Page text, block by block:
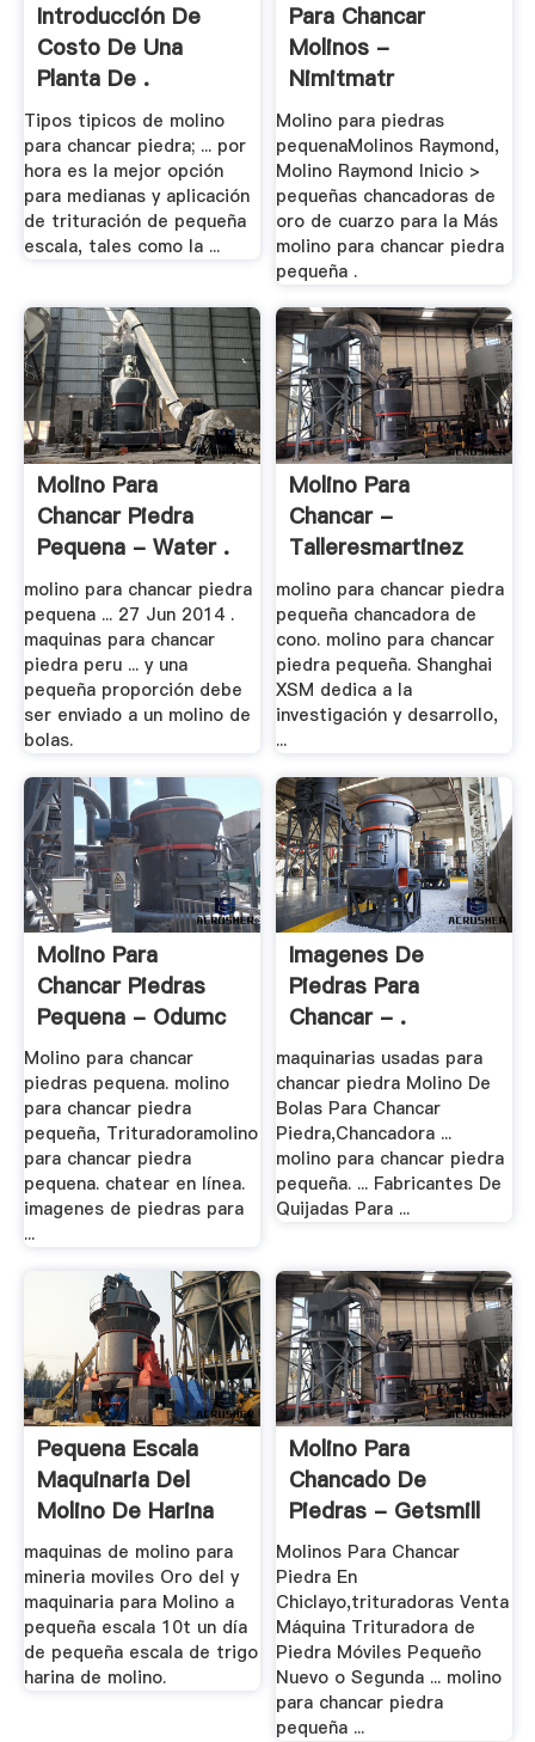
Introducción De
Costo De Una
Planta De .
Tipos tipicos de molino
para chancar piedra; ... por
hora es la mejor opción
para medianas y aplicación
de trituración de pequeña
escala, tales como la ...
Para Chancar
Molinos -
Nimitmatr
Molino para piedras
pequenaMolinos Raymond,
Molino Raymond Inicio >
pequeñas chancadoras de
oro de cuarzo para la Más
molino para chancar piedra
pequeña .
Molino Para
Chancar Piedra
Pequena - Water .
molino para chancar piedra
pequena ... 27 Jun 2014 .
maquinas para chancar
piedra peru ... y una
pequeña proporción debe
ser enviado a un molino de
bolas.
Molino Para
Chancar -
Talleresmartinez
molino para chancar piedra
pequeña chancadora de
cono. molino para chancar
piedra pequeña. Shanghai
XSM dedica a la
investigación y desarrollo,
...
Molino Para
Chancar Piedras
Pequena - Odumc
Molino para chancar
piedras pequena. molino
para chancar piedra
pequeña, Trituradoramolino
para chancar piedra
pequena. chatear en línea.
imagenes de piedras para
...
Imagenes De
Piedras Para
Chancar - .
maquinarias usadas para
chancar piedra Molino De
Bolas Para Chancar
Piedra,Chancadora ...
molino para chancar piedra
pequeña. ... Fabricantes De
Quijadas Para ...
Pequena Escala
Maquinaria Del
Molino De Harina
maquinas de molino para
mineria moviles Oro del y
maquinaria para Molino a
pequeña escala 10t un día
de pequeña escala de trigo
harina de molino.
Molino Para
Chancado De
Piedras - Getsmill
Molinos Para Chancar
Piedra En
Chiclayo,trituradoras Venta
Máquina Trituradora de
Piedra Móviles Pequeño
Nuevo o Segunda ... molino
para chancar piedra
pequeña ...